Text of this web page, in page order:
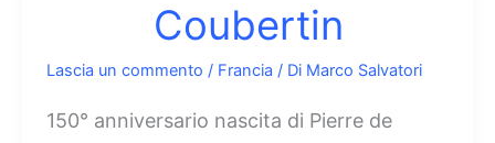
Coubertin
Lascia un commento / Francia / Di Marco Salvatori
150° anniversario nascita di Pierre de